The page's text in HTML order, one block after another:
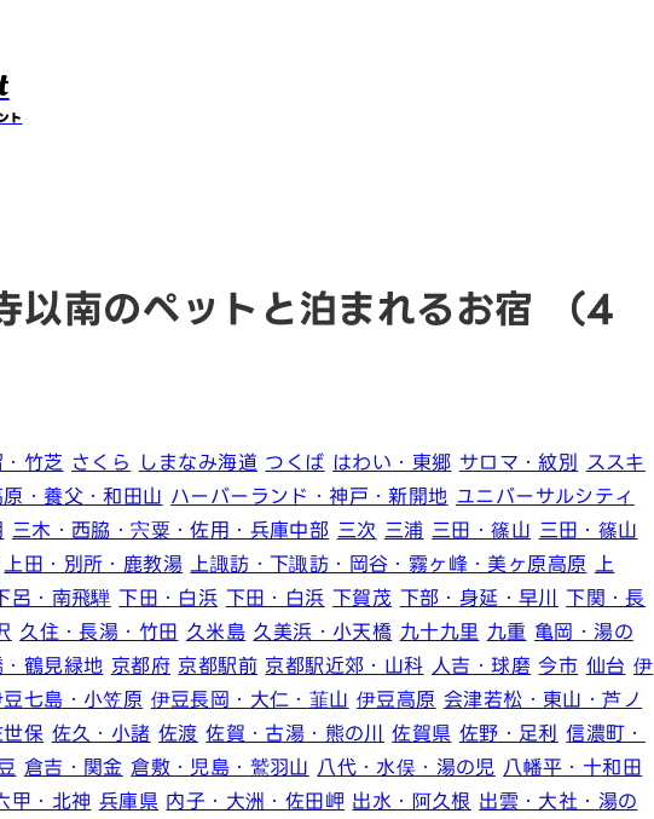
ト
以南のペットと泊まれるお宿
（4
竹芝 さくら しまなみ海道 つくば はわい・東郷 サロマ・紋別
ススキ
・養父・和田山 ハーバーランド・神戸・新開地 ユニバーサルシティ
三木・西脇・宍粟・佐用・兵庫中部 三次 三浦 三田・篠山 三田・篠山
上田・別所・鹿教湯 上諏訪・下諏訪・岡谷・霧ヶ峰・美ヶ原高原
上
呂・南飛騨 下田・白浜 下田・白浜 下賀茂 下部・身延・早川
下関・長
久住・長湯・竹田 久米島 久美浜・小天橋 九十九里 九重 亀岡・湯の
・鶴見緑地 京都府 京都駅前 京都駅近郊・山科 人吉・球磨 今市 仙台 伊
豆七島・小笠原 伊豆長岡・大仁・韮山 伊豆高原 会津若松・東山・芦ノ
世保 佐久・小諸 佐渡 佐賀・古湯・熊の川 佐賀県 佐野・足利
信濃町・
倉吉・関金 倉敷・児島・鷲羽山 八代・水俣・湯の児 八幡平・十和田
甲・北神 兵庫県 内子・大洲・佐田岬 出水・阿久根 出雲・大社・湯の